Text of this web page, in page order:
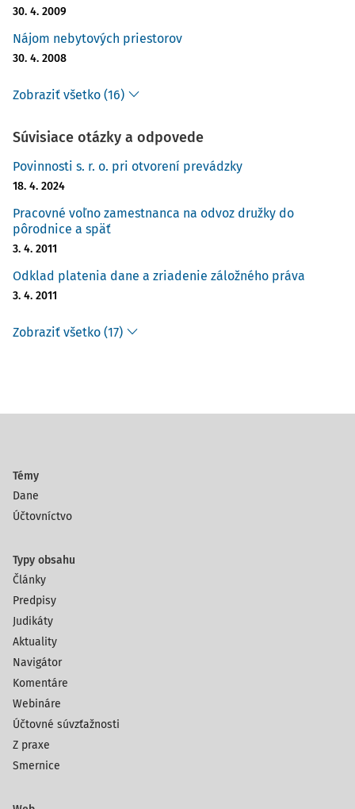
30. 4. 2009
Nájom nebytových priestorov
30. 4. 2008
Zobraziť všetko (16)
Súvisiace otázky a odpovede
Povinnosti s. r. o. pri otvorení prevádzky
18. 4. 2024
Pracovné voľno zamestnanca na odvoz družky do
pôrodnice a späť
3. 4. 2011
Odklad platenia dane a zriadenie záložného práva
3. 4. 2011
Zobraziť všetko (17)
Témy
Dane
Účtovníctvo
Typy obsahu
Články
Predpisy
Judikáty
Aktuality
Navigátor
Komentáre
Webináre
Účtovné súvzťažnosti
Z praxe
Smernice